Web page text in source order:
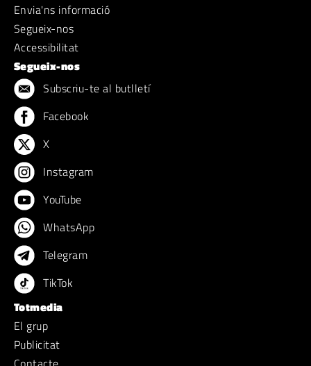
Envia'ns informació
Segueix-nos
Accessibilitat
Segueix-nos
Subscriu-te al butlletí
Facebook
X
Instagram
YouTube
WhatsApp
Telegram
TikTok
Totmedia
El grup
Publicitat